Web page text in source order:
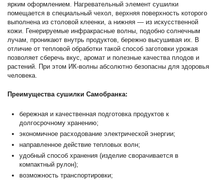
ярким оформлением. Нагревательный элемент сушилки
помещается в специальный чехол, верхняя поверхность которого
выполнена из столовой клеенки, а нижняя — из искусственной
кожи. Генерируемые инфракрасные волны, подобно солнечным
лучам, проникают внутрь продуктов, бережно высушивая их. В
отличие от тепловой обработки такой способ заготовки урожая
позволяет сберечь вкус, аромат и полезные качества плодов и
растений. При этом ИК-волны абсолютно безопасны для здоровья
человека.
Преимущества сушилки Самобранка:
бережная и качественная подготовка продуктов к
долгосрочному хранению;
экономичное расходование электрической энергии;
направленное действие тепловых волн;
удобный способ хранения (изделие сворачивается в
компактный рулон);
возможность транспортировки;